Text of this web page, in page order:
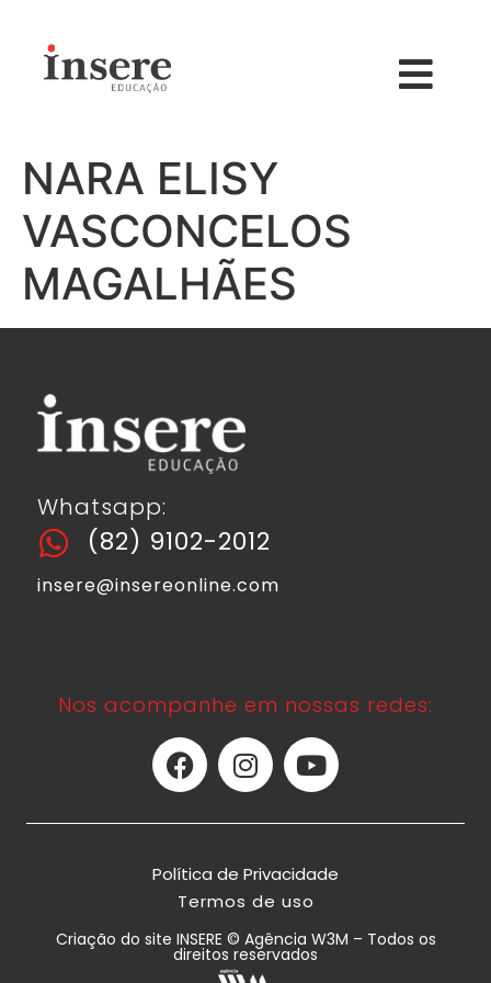
NARA ELISY
VASCONCELOS
MAGALHÃES
Whatsapp:
(82) 9102-2012
insere@insereonline.com
Nos acompanhe em nossas redes:
Política de Privacidade
Termos de uso
Criação do site INSERE © Agência W3M – Todos os
direitos reservados